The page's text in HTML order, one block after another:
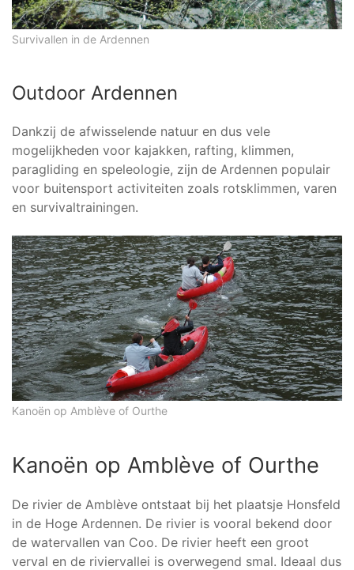
Survivallen in de Ardennen
Outdoor Ardennen
Dankzij de afwisselende natuur en dus vele
mogelijkheden voor kajakken, rafting, klimmen,
paragliding en speleologie, zijn de Ardennen populair
voor buitensport activiteiten zoals rotsklimmen, varen
en survivaltrainingen.
Kanoën op Amblève of Ourthe
Kanoën op Amblève of Ourthe
De rivier de Amblève ontstaat bij het plaatsje Honsfeld
in de Hoge Ardennen. De rivier is vooral bekend door
de watervallen van Coo. De rivier heeft een groot
verval en de riviervallei is overwegend smal. Ideaal dus